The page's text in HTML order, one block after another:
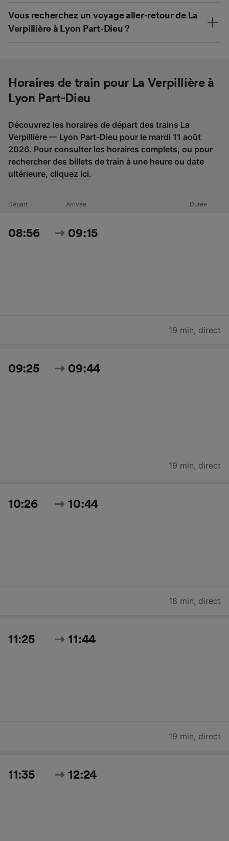
Vous recherchez un voyage aller-retour de La
Verpillière à Lyon Part-Dieu ?
Horaires de train pour La Verpillière à
Lyon Part-Dieu
Découvrez les horaires de départ des trains La
Verpillière — Lyon Part-Dieu pour le mardi 11 août
2026. Pour consulter les horaires complets, ou pour
rechercher des billets de train à une heure ou date
ultérieure, cliquez ici.
Départ Arrivée Durée
08:56 09:15
19 min, direct
09:25 09:44
19 min, direct
10:26 10:44
18 min, direct
11:25 11:44
19 min, direct
11:35 12:24